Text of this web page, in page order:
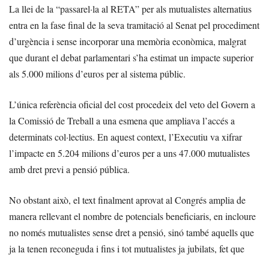
La llei de la “passarel·la al RETA” per als mutualistes alternatius
entra en la fase final de la seva tramitació al Senat pel procediment
d’urgència i sense incorporar una memòria econòmica, malgrat
que durant el debat parlamentari s’ha estimat un impacte superior
als 5.000 milions d’euros per al sistema públic.
L’única referència oficial del cost procedeix del veto del Govern a
la Comissió de Treball a una esmena que ampliava l’accés a
determinats col·lectius. En aquest context, l’Executiu va xifrar
l’impacte en 5.204 milions d’euros per a uns 47.000 mutualistes
amb dret previ a pensió pública.
No obstant això, el text finalment aprovat al Congrés amplia de
manera rellevant el nombre de potencials beneficiaris, en incloure
no només mutualistes sense dret a pensió, sinó també aquells que
ja la tenen reconeguda i fins i tot mutualistes ja jubilats, fet que